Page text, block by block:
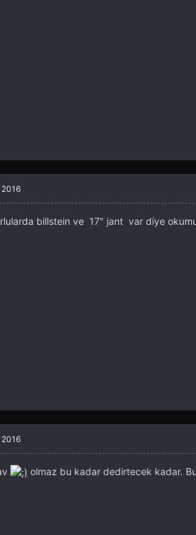
billstein ve 17" jant var diye
olmaz bu kadar dedirtecek kadar.